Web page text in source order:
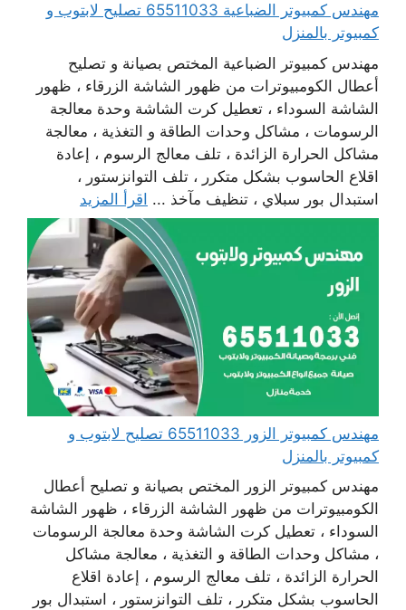
مهندس كمبيوتر الضباعية 65511033 تصليح لابتوب و
كمبيوتر بالمنزل
مهندس كمبيوتر الضباعية المختص بصيانة و تصليح
أعطال الكومبيوترات من ظهور الشاشة الزرقاء ، ظهور
الشاشة السوداء ، تعطيل كرت الشاشة وحدة معالجة
الرسومات ، مشاكل وحدات الطاقة و التغذية ، معالجة
مشاكل الحرارة الزائدة ، تلف معالج الرسوم ، إعادة
اقلاع الحاسوب بشكل متكرر ، تلف التوانزستور ،
استبدال بور سبلاي ، تنظيف مآخذ ... اقرأ المزيد
مهندس كمبيوتر الزور 65511033 تصليح لابتوب و
كمبيوتر بالمنزل
مهندس كمبيوتر الزور المختص بصيانة و تصليح أعطال
الكومبيوترات من ظهور الشاشة الزرقاء ، ظهور الشاشة
السوداء ، تعطيل كرت الشاشة وحدة معالجة الرسومات
، مشاكل وحدات الطاقة و التغذية ، معالجة مشاكل
الحرارة الزائدة ، تلف معالج الرسوم ، إعادة اقلاع
الحاسوب بشكل متكرر ، تلف التوانزستور ، استبدال بور